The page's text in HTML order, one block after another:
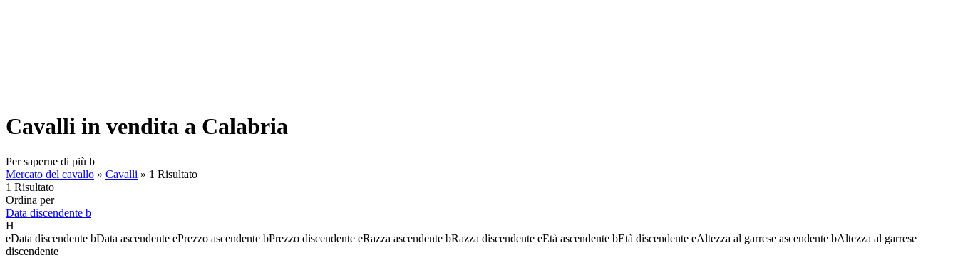
Cavalli in vendita a Calabria
Per saperne di più b
Mercato del cavallo » Cavalli » 1 Risultato
1 Risultato
Ordina per
Data discendente b
H
eData discendente bData ascendente ePrezzo ascendente bPrezzo discendente eRazza ascendente bRazza discendente eEtà ascendente bEtà discendente eAltezza al garrese ascendente bAltezza al garrese
discendente